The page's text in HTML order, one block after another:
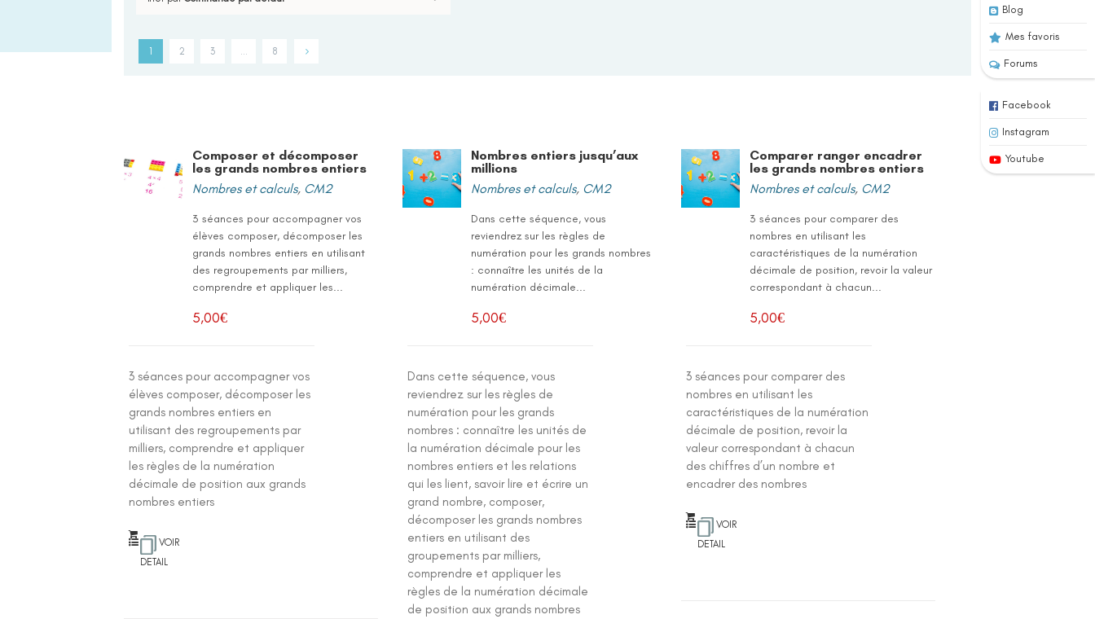
Blog
Mes favoris
Forums
Facebook
Instagram
Youtube
1 2 3 … 8
Composer et décomposer
les grands nombres entiers
Nombres et calculs, CM2
3 séances pour accompagner vos
élèves composer, décomposer les
grands nombres entiers en utilisant
des regroupements par milliers,
comprendre et appliquer les...
5,00€
3 séances pour accompagner vos
élèves composer, décomposer les
grands nombres entiers en
utilisant des regroupements par
milliers, comprendre et appliquer
les règles de la numération
décimale de position aux grands
nombres entiers
VOIR
DETAIL
Nombres entiers jusqu’aux
millions
Nombres et calculs, CM2
Dans cette séquence, vous
reviendrez sur les règles de
numération pour les grands nombres
: connaître les unités de la
numération décimale...
5,00€
Dans cette séquence, vous
reviendrez sur les règles de
numération pour les grands
nombres : connaître les unités de
la numération décimale pour les
nombres entiers et les relations
qui les lient, savoir lire et écrire un
grand nombre, composer,
décomposer les grands nombres
entiers en utilisant des
groupements par milliers,
comprendre et appliquer les
règles de la numération décimale
de position aux grands nombres
Comparer ranger encadrer
les grands nombres entiers
Nombres et calculs, CM2
3 séances pour comparer des
nombres en utilisant les
caractéristiques de la numération
décimale de position, revoir la valeur
correspondant à chacun...
5,00€
3 séances pour comparer des
nombres en utilisant les
caractéristiques de la numération
décimale de position, revoir la
valeur correspondant à chacun
des chiffres d’un nombre et
encadrer des nombres
VOIR
DETAIL